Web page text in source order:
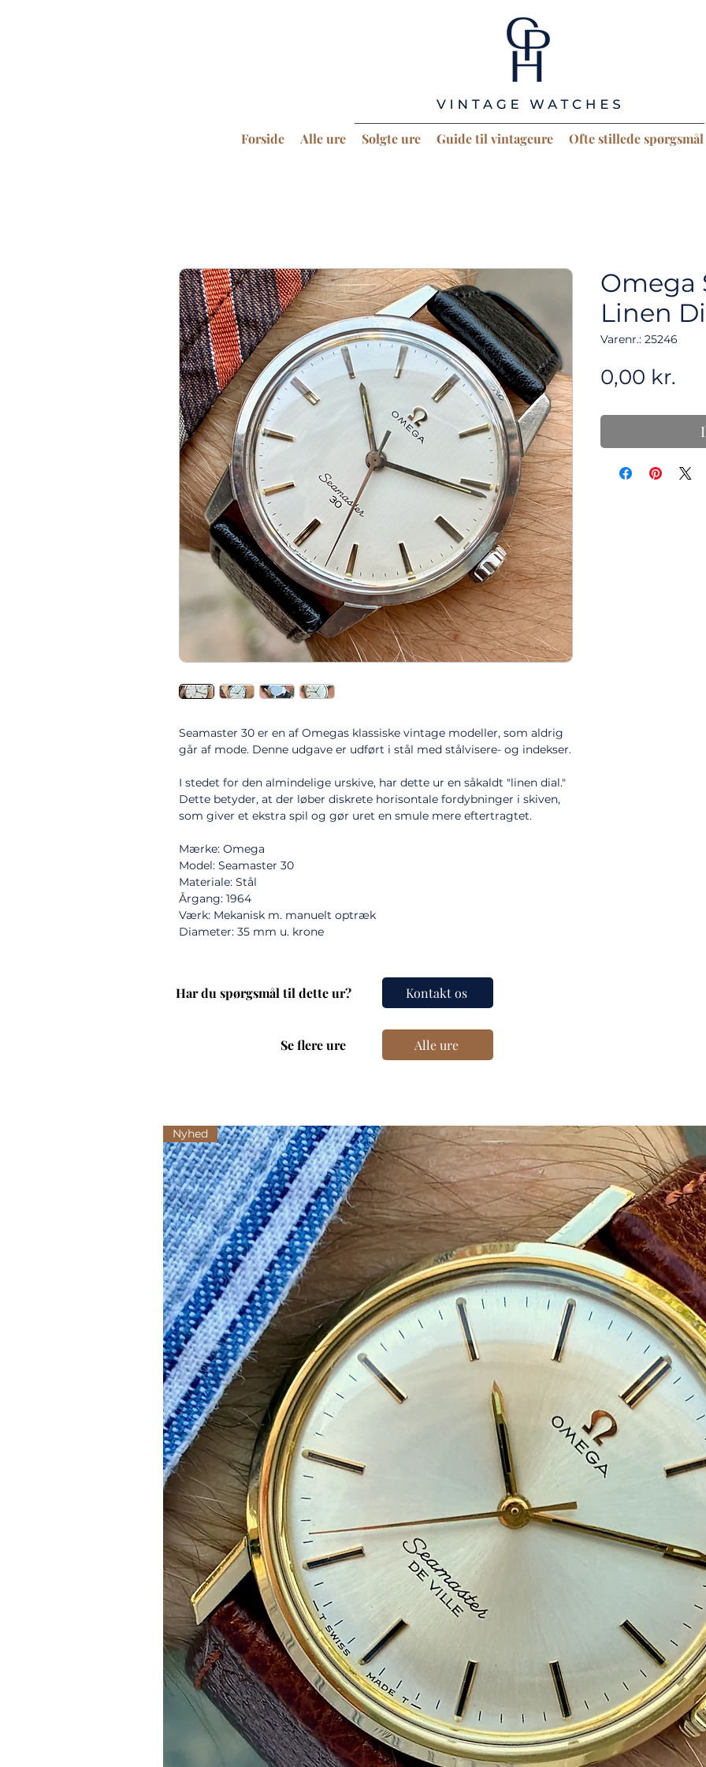
Forside Alle ure Solgte ure Guide til vintageure Ofte stillede spørgsmål
Seamaster 30 er en af Omegas klassiske vintage modeller, som aldrig
går af mode. Denne udgave er udført i stål med stålvisere- og indekser.
I stedet for den almindelige urskive, har dette ur en såkaldt "linen dial."
Dette betyder, at der løber diskrete horisontale fordybninger i skiven,
som giver et ekstra spil og gør uret en smule mere eftertragtet.
Mærke: Omega
Model: Seamaster 30
Materiale: Stål
Årgang: 1964
Værk: Mekanisk m. manuelt optræk
Diameter: 35 mm u. krone
Omega
Linen
Varenr.: 25246
0,00 kr.
Har du spørgsmål til dette ur? Kontakt os
Se flere ure Alle ure
Nyhed